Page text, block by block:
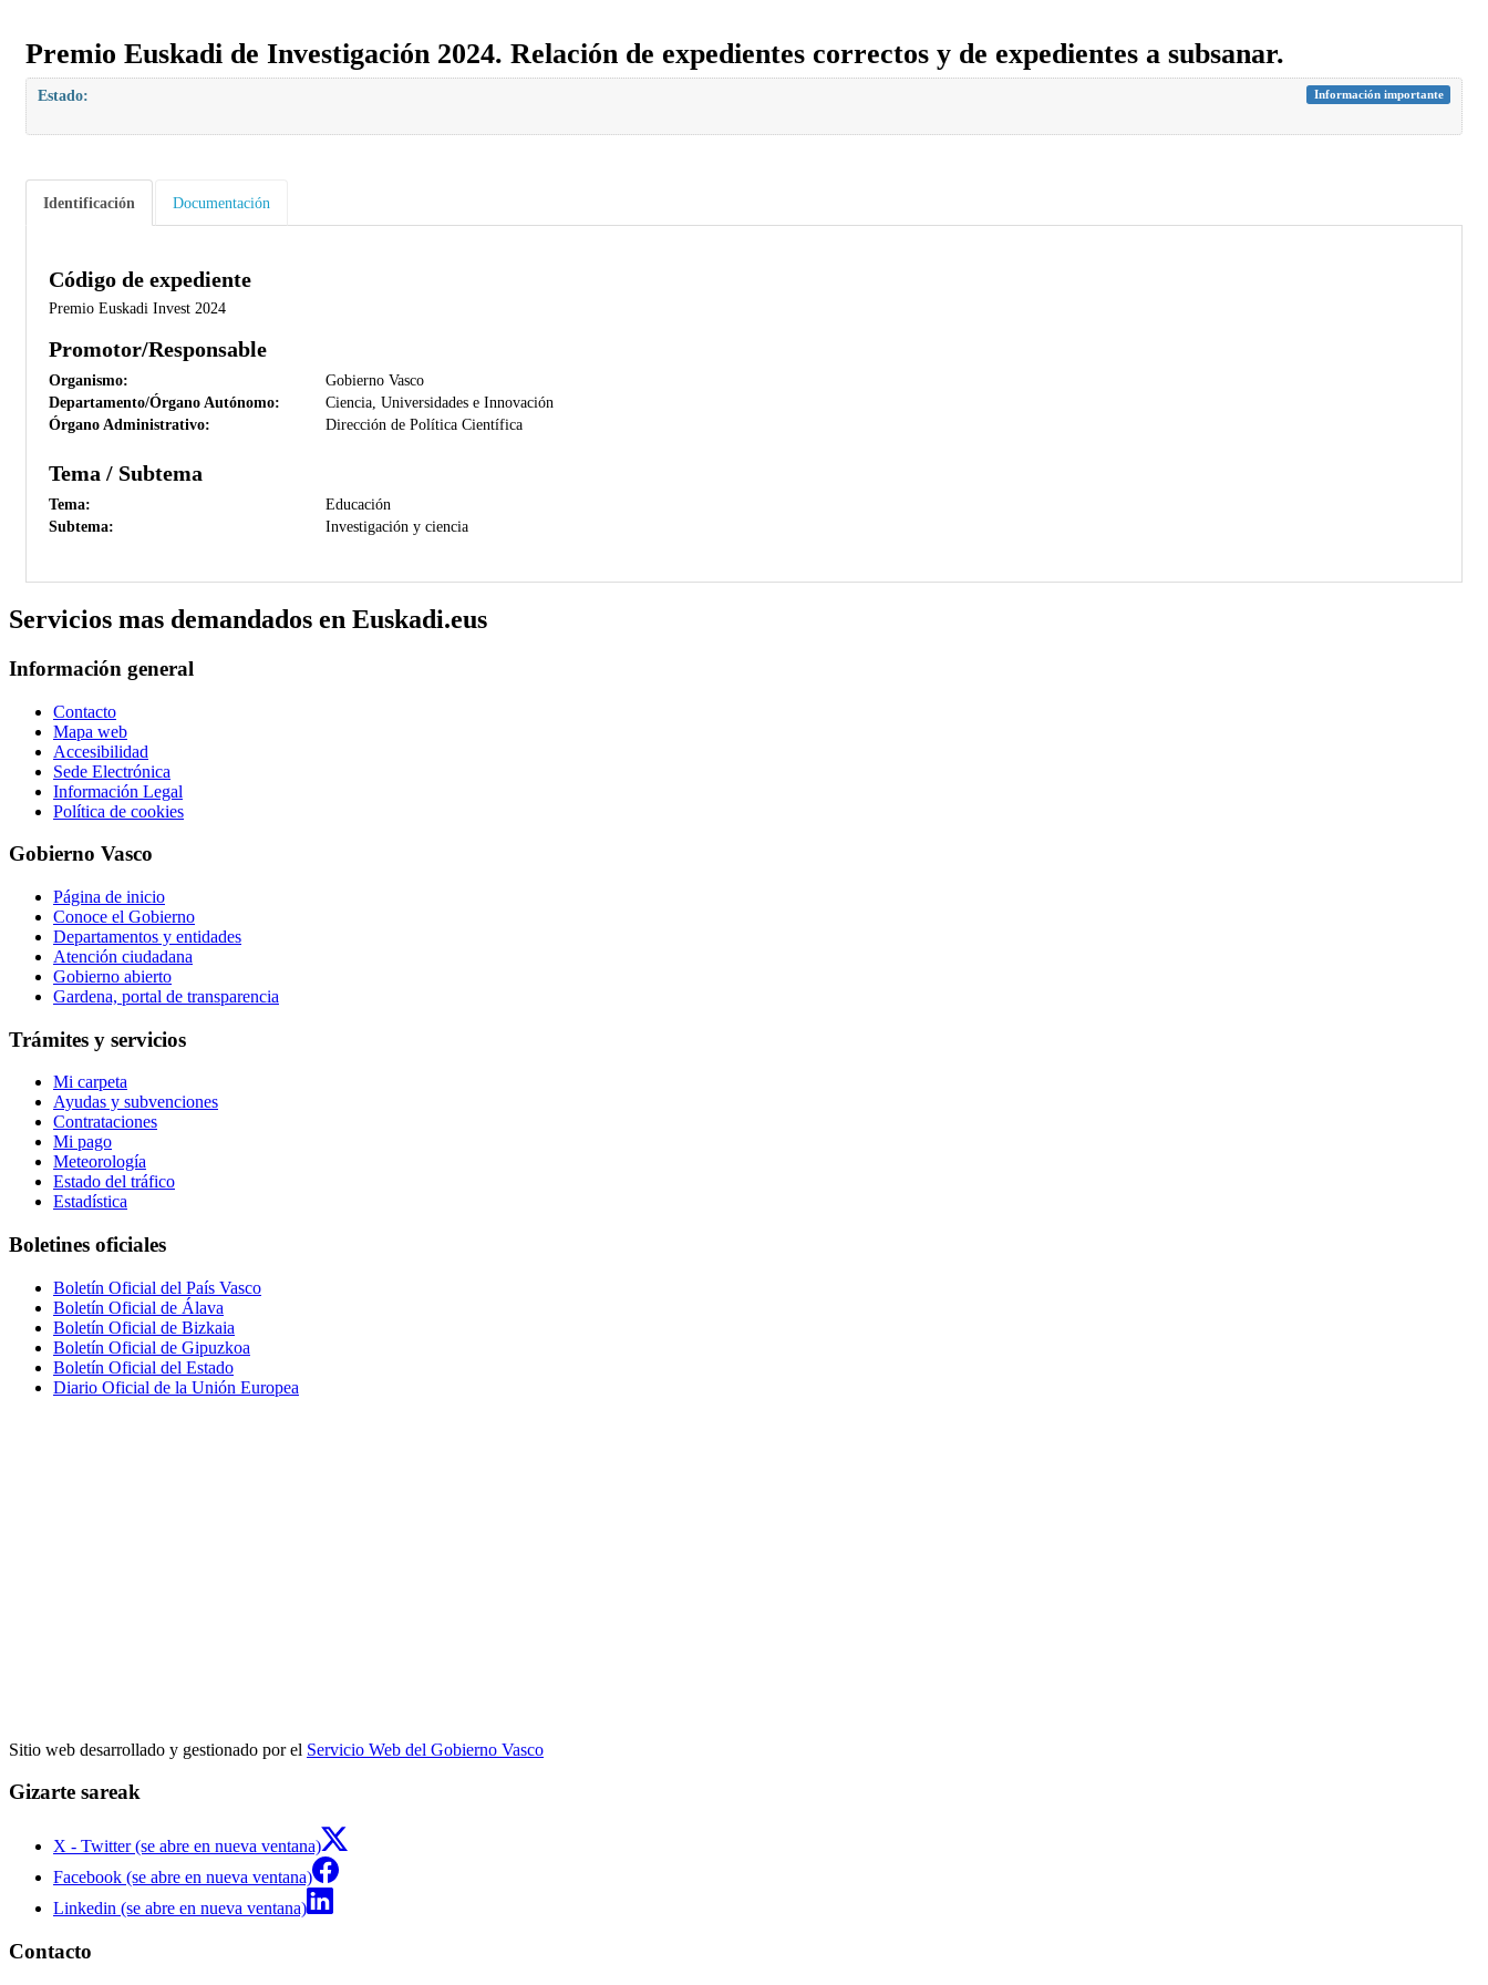
Premio Euskadi de Investigación 2024. Relación de expedientes correctos y de expedientes a subsanar.
Estado: Información importante
Identificación Documentación
Código de expediente
Premio Euskadi Invest 2024
Promotor/Responsable
Organismo:
Gobierno Vasco
Departamento/Órgano Autónomo:
Ciencia, Universidades e Innovación
Órgano Administrativo:
Dirección de Política Científica
Tema / Subtema
Tema:
Educación
Subtema:
Investigación y ciencia
Servicios mas demandados en Euskadi.eus
Información general
Contacto
Mapa web
Accesibilidad
Sede Electrónica
Información Legal
Política de cookies
Gobierno Vasco
Página de inicio
Conoce el Gobierno
Departamentos y entidades
Atención ciudadana
Gobierno abierto
Gardena, portal de transparencia
Trámites y servicios
Mi carpeta
Ayudas y subvenciones
Contrataciones
Mi pago
Meteorología
Estado del tráfico
Estadística
Boletines oficiales
Boletín Oficial del País Vasco
Boletín Oficial de Álava
Boletín Oficial de Bizkaia
Boletín Oficial de Gipuzkoa
Boletín Oficial del Estado
Diario Oficial de la Unión Europea
Sitio web desarrollado y gestionado por el Servicio Web del Gobierno Vasco
Gizarte sareak
X - Twitter (se abre en nueva ventana)
Facebook (se abre en nueva ventana)
Linkedin (se abre en nueva ventana)
Contacto